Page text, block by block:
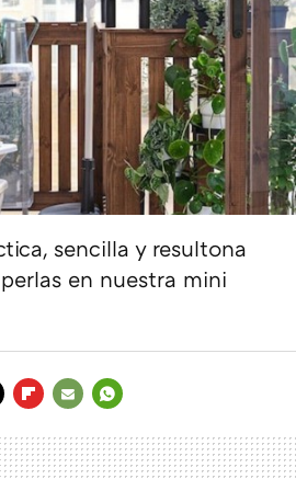
sencilla y resultona
en nuestra mini
MAIL